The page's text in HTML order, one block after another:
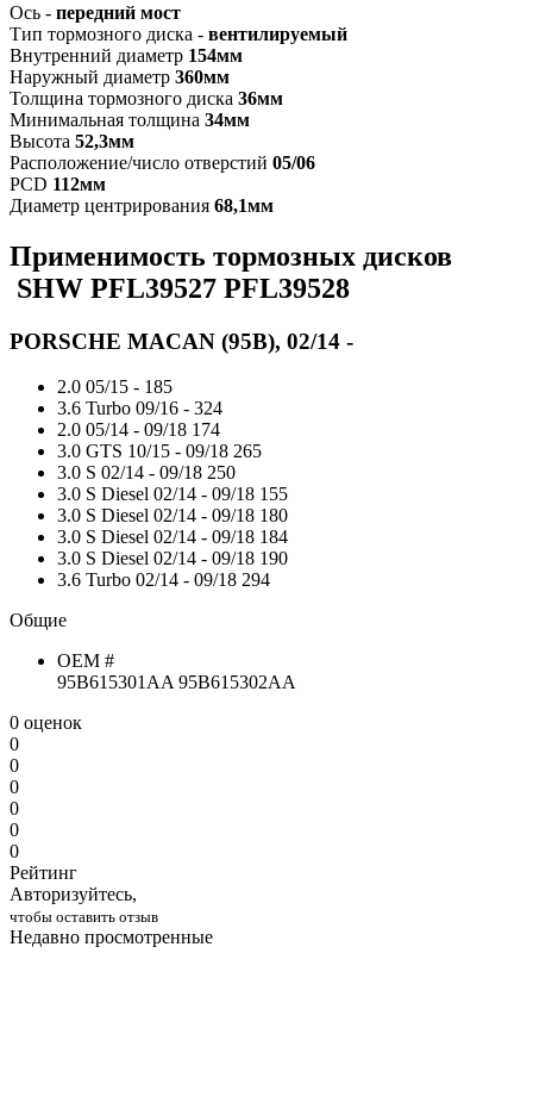
Ось - передний мост
Тип тормозного диска - вентилируемый
Внутренний диаметр 154мм
Наружный диаметр 360мм
Толщина тормозного диска 36мм
Минимальная толщина 34мм
Высота 52,3мм
Расположение/число отверстий 05/06
PCD 112мм
Диаметр центрирования 68,1мм
Применимость тормозных дисков
SHW PFL39527 PFL39528
PORSCHE MACAN (95B), 02/14 -
2.0 05/15 - 185
3.6 Turbo 09/16 - 324
2.0 05/14 - 09/18 174
3.0 GTS 10/15 - 09/18 265
3.0 S 02/14 - 09/18 250
3.0 S Diesel 02/14 - 09/18 155
3.0 S Diesel 02/14 - 09/18 180
3.0 S Diesel 02/14 - 09/18 184
3.0 S Diesel 02/14 - 09/18 190
3.6 Turbo 02/14 - 09/18 294
Общие
OEM #
95B615301AA 95B615302AA
0 оценок
0
0
0
0
0
0
Рейтинг
Авторизуйтесь,
чтобы оставить отзыв
Недавно просмотренные